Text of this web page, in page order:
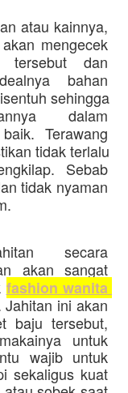
mengecek
dan
bahan
sehingga
dalam
Terawang
tidak terlalu
Sebab
tidak nyaman
secara
akan sangat
fashion wanita
Jahitan ini akan
baju tersebut,
untuk
wajib untuk
sekaligus kuat